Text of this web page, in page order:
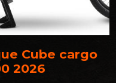
Cube cargo
2026